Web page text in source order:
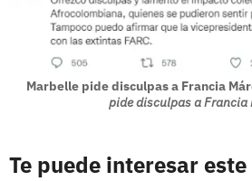
Marbelle pide disculpas a Francia
pide disculpas a Francia
Te puede interesar